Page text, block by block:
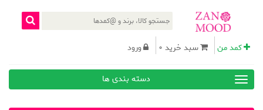
کمد من سبد خرید 0 ورود
دسته بندی ها